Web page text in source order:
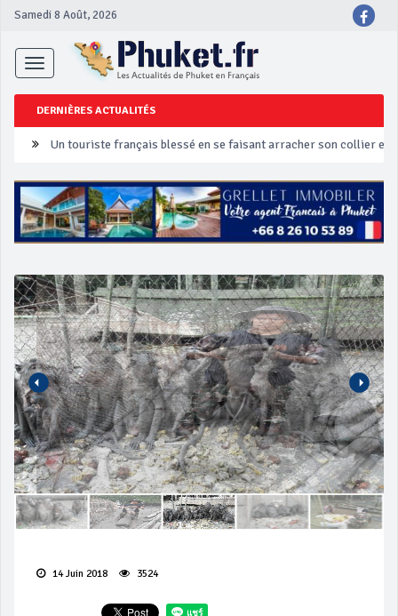
Samedi 8 Août, 2026
Toggle
navigation
DERNIÈRES ACTUALITÉS
Un touriste français blessé en se faisant arracher son collier en
Phuket Peranakan Festival
‘Phuket Eye’ assurera la sécurité pendant Songkran
Campagne de sécurité routière ‘Seven Days of Danger’ de
14 Juin 2018 3524